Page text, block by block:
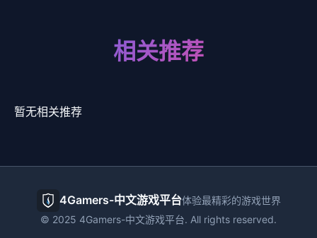
相关推荐
暂无相关推荐
4Gamers-中文游戏平台体验最精彩的游戏世界
© 2025 4Gamers-中文游戏平台. All rights reserved.